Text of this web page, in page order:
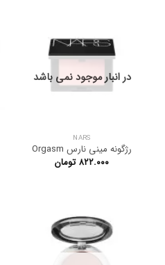
در انبار موجود نمی باشد
NARS
رژگونه مینی نارس Orgasm
۸۲۲.۰۰۰ تومان